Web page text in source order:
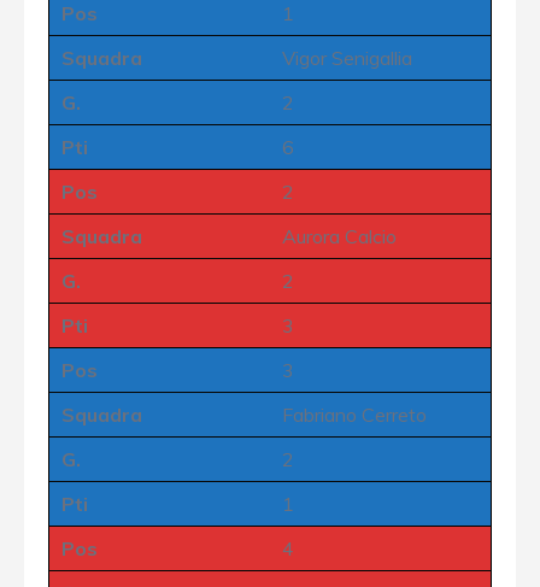
Pos
1
Squadra
Vigor Senigallia
G.
2
Pti
6
Pos
2
Squadra
Aurora Calcio
G.
2
Pti
3
Pos
3
Squadra
Fabriano Cerreto
G.
2
Pti
1
Pos
4